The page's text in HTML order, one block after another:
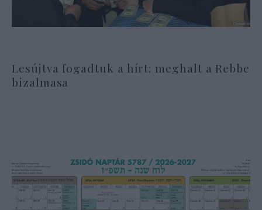
Lesújtva fogadtuk a hírt: meghalt a Rebbe
bizalmasa